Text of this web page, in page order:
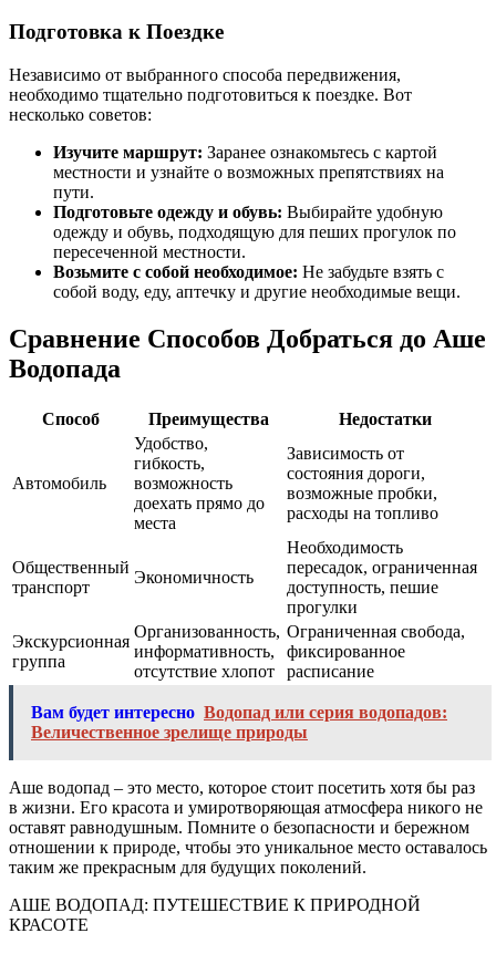
Подготовка к Поездке
Независимо от выбранного способа передвижения,
необходимо тщательно подготовиться к поездке. Вот
несколько советов:
Изучите маршрут: Заранее ознакомьтесь с картой
местности и узнайте о возможных препятствиях на
пути.
Подготовьте одежду и обувь: Выбирайте удобную
одежду и обувь, подходящую для пеших прогулок по
пересеченной местности.
Возьмите с собой необходимое: Не забудьте взять с
собой воду, еду, аптечку и другие необходимые вещи.
Сравнение Способов Добраться до Аше
Водопада
Способ Преимущества Недостатки
Автомобиль
Удобство,
гибкость,
возможность
доехать прямо до
места
Зависимость от
состояния дороги,
возможные пробки,
расходы на топливо
Общественный
транспорт
Экономичность
Необходимость
пересадок, ограниченная
доступность, пешие
прогулки
Экскурсионная
группа
Организованность,
информативность,
отсутствие хлопот
Ограниченная свобода,
фиксированное
расписание
Вам будет интересно Водопад или серия водопадов:
Величественное зрелище природы
Аше водопад – это место, которое стоит посетить хотя бы раз
в жизни. Его красота и умиротворяющая атмосфера никого не
оставят равнодушным. Помните о безопасности и бережном
отношении к природе, чтобы это уникальное место оставалось
таким же прекрасным для будущих поколений.
АШЕ ВОДОПАД: ПУТЕШЕСТВИЕ К ПРИРОДНОЙ
КРАСОТЕ